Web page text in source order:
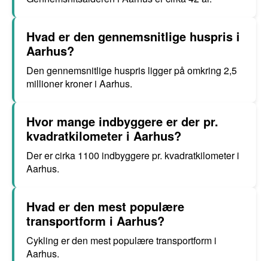
Hvad er den gennemsnitlige huspris i
Aarhus?
Den gennemsnitlige huspris ligger på omkring 2,5
millioner kroner i Aarhus.
Hvor mange indbyggere er der pr.
kvadratkilometer i Aarhus?
Der er cirka 1100 indbyggere pr. kvadratkilometer i
Aarhus.
Hvad er den mest populære
transportform i Aarhus?
Cykling er den mest populære transportform i
Aarhus.